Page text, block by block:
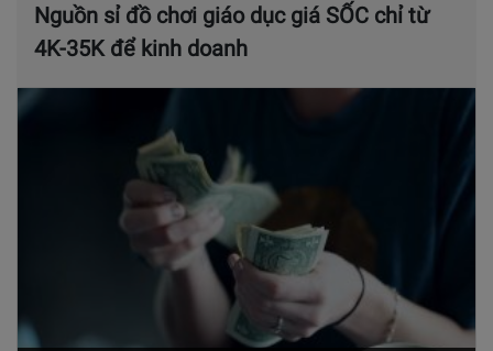
Nguồn sỉ đồ chơi giáo dục giá SỐC chỉ từ
4K-35K để kinh doanh